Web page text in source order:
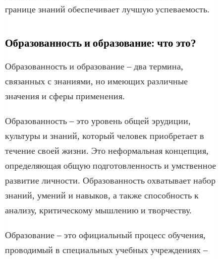
границе знаний обеспечивает лучшую успеваемость.
Образованность и образование: что это?
Образованность и образование – два термина,
связанных с знаниями, но имеющих различные
значения и сферы применения.
Образованность – это уровень общей эрудиции,
культуры и знаний, который человек приобретает в
течение своей жизни. Это неформальная концепция,
определяющая общую подготовленность и умственное
развитие личности. Образованность охватывает набор
знаний, умений и навыков, а также способность к
анализу, критическому мышлению и творчеству.
Образование – это официальный процесс обучения,
проводимый в специальных учебных учреждениях –